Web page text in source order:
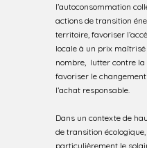
l’autoconsommation
actions de transition
territoire, favoriser
locale à un prix
nombre, lutter contre la
favoriser le
l’achat responsable.
Dans un contexte de
de transition
particulièrement le